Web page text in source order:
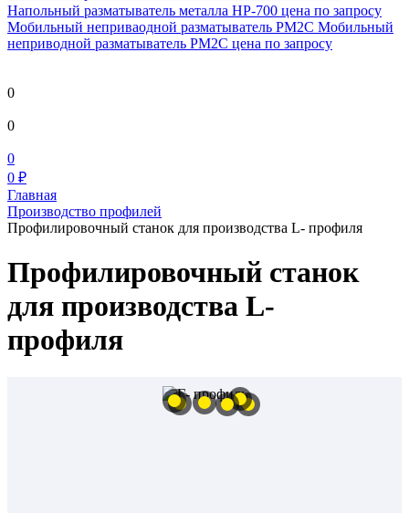
Напольный разматыватель металла HP-700 цена по запросу
Мобильный непривaодной разматыватель РМ2С Мобильный
неприводной разматыватель РМ2С цена по запросу
0
0
0
0 ₽
Главная
Производство профилей
Профилировочный станок для производства L- профиля
Профилировочный станок
для производства L-
профиля